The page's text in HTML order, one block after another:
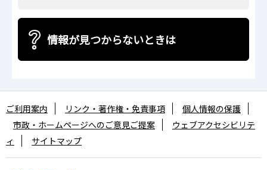
情報が見つからないときは
ご利用案内 リンク・著作権・免責事項
個人情報の保護
市政・ホームページへのご意見ご提案
ウェブアクセシビリテ
ィ
サイトマップ